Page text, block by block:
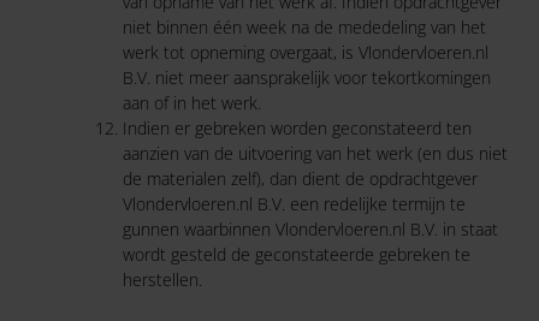
niet binnen één week na de mededeling van het
werk tot opneming overgaat, is Vlondervloeren.nl
B.V. niet meer aansprakelijk voor tekortkomingen
aan of in het werk.
Indien er gebreken worden geconstateerd ten
aanzien van de uitvoering van het werk (en dus niet
de materialen zelf), dan dient de opdrachtgever
Vlondervloeren.nl B.V. een redelijke termijn te
gunnen waarbinnen Vlondervloeren.nl B.V. in staat
wordt gesteld de geconstateerde gebreken te
herstellen.